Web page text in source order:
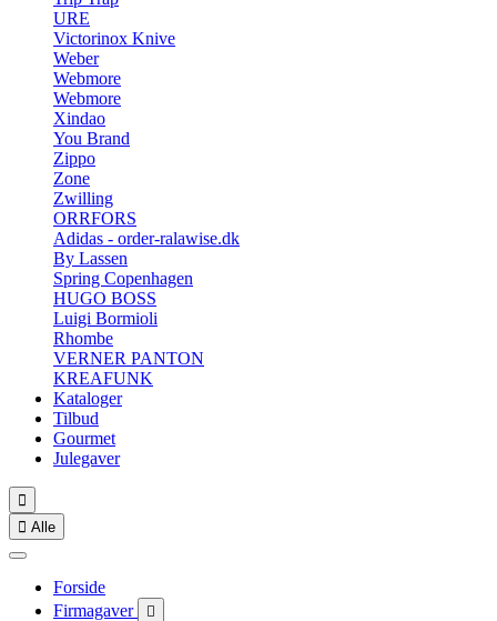
URE
Victorinox Knive
Weber
Webmore
Webmore
Xindao
You Brand
Zippo
Zone
Zwilling
ORRFORS
Adidas - order-ralawise.dk
By Lassen
Spring Copenhagen
HUGO BOSS
Luigi Bormioli
Rhombe
VERNER PANTON
KREAFUNK
Kataloger
Tilbud
Gourmet
Julegaver

 Alle
Forside
Firmagaver
